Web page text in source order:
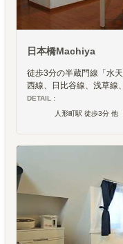
日本橋Machiya
徒歩3分の半蔵門線「水
西線、日比谷線、浅草線
DETAIL :
人形町駅 徒歩3分 他